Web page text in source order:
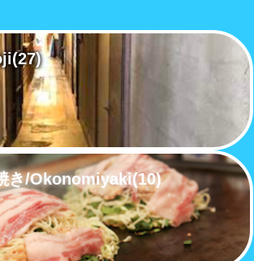
(27)
き/Okonomiyaki(10)